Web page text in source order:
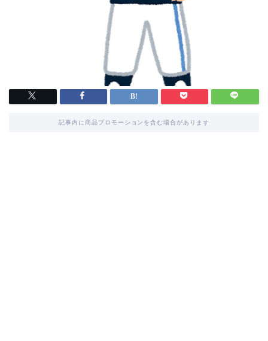
記事内に商品プロモーションを含む場合があります